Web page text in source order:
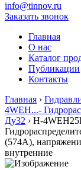
info@tinnov.ru
Заказать звонок
Главная
О нас
Каталог
Публикации
Контакты
Главная ›
4WEH...-
Ду32 › H-
(574А),
внутренние